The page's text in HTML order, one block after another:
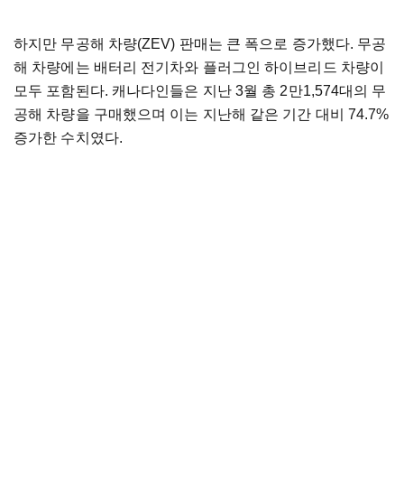
하지만 무공해 차량(ZEV) 판매는 큰 폭으로 증가했다. 무공
해 차량에는 배터리 전기차와 플러그인 하이브리드 차량이
모두 포함된다. 캐나다인들은 지난 3월 총 2만1,574대의 무
공해 차량을 구매했으며 이는 지난해 같은 기간 대비 74.7%
증가한 수치였다.